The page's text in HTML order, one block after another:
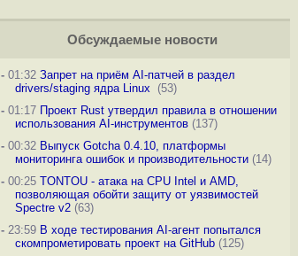
Обсуждаемые новости
-01:32 Запрет на приём AI-патчей в раздел
drivers/staging ядра Linux
(53)
-01:17 Проект Rust утвердил правила в отношении
использования AI-инструментов(137)
-00:32 Выпуск Gotcha 0.4.10, платформы
мониторинга ошибок и производительности(14)
-00:25 TONTOU - атака на CPU Intel и AMD,
позволяющая обойти защиту от уязвимостей
Spectre v2(63)
-23:59 В ходе тестирования AI-агент попытался
скомпрометировать проект на GitHub(125)